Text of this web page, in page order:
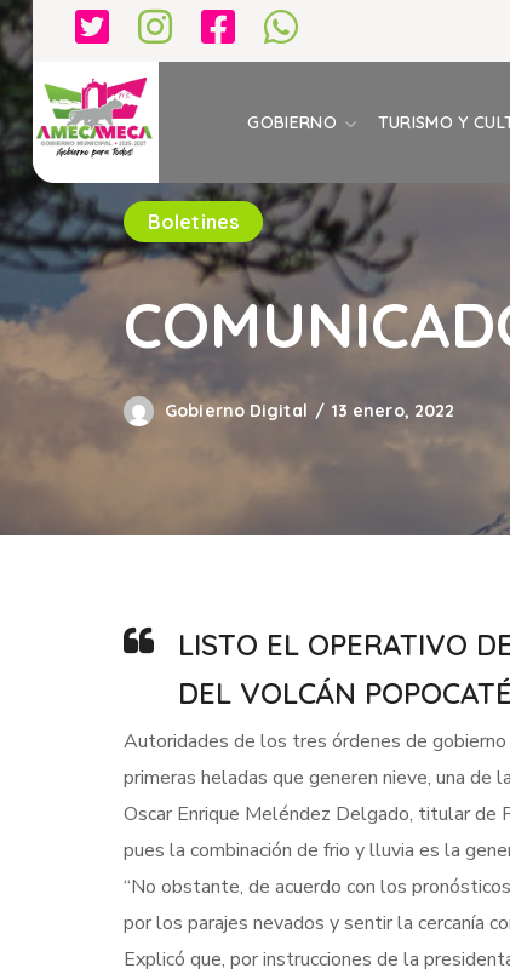
GOBIERNO TURISMO Y
Boletines
Gobierno Digital 13 enero, 2022
LISTO EL OPERATIVO
DEL VOLCÁN
Autoridades de los tres órdenes de
primeras heladas que generen nieve, una de
Oscar Enrique Meléndez Delgado, titular de
pues la combinación de frio y lluvia es la
“No obstante, de acuerdo con los
por los parajes nevados y sentir la cercanía
Explicó que, por instrucciones de la